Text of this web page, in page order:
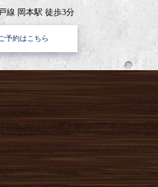
線 岡本駅 徒歩3分
予約はこちら